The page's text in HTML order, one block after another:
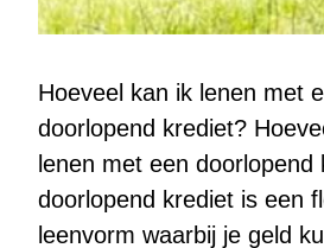
Hoeveel kan ik lenen met
doorlopend krediet?
lenen met een doorlopend
doorlopend krediet is een
leenvorm waarbij je geld